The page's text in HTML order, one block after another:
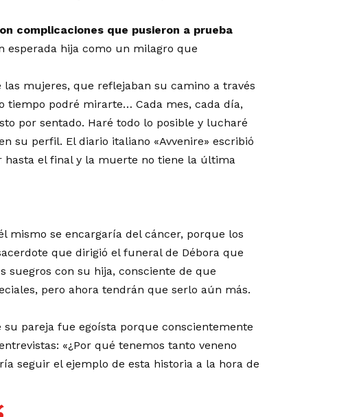
complicaciones que pusieron a prueba
esperada hija como un milagro que
mujeres, que reflejaban su camino a través
tiempo podré mirarte… Cada mes, cada día,
por sentado. Haré todo lo posible y lucharé
su perfil. El diario italiano «Avvenire» escribió
hasta el final y la muerte no tiene la última
mismo se encargaría del cáncer, porque los
que dirigió el funeral de Débora que
suegros con su hija, consciente de que
pero ahora tendrán que serlo aún más.
pareja fue egoísta porque conscientemente
«¿Por qué tenemos tanto veneno
seguir el ejemplo de esta historia a la hora de